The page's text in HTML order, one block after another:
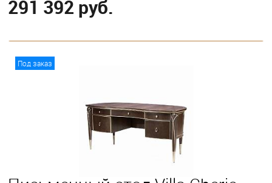
291 392 руб.
Под заказ